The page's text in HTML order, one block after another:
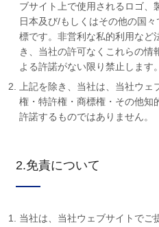
ブサイト上で使用されるロゴ、
日本及び/もしくはその他の国
標です。非営利な私的利用など
き、当社の許可なくこれらの情
よる許諾がない限り禁止します。
上記を除き、当社は、当社ウ
権・特許権・商標権・その他知
許諾するものではありません。
2.免責について
当社は、当社ウェブサイトでご